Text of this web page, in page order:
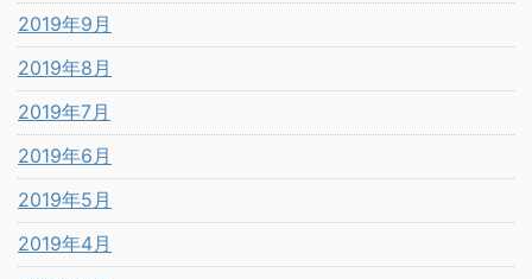
2019年9月
2019年8月
2019年7月
2019年6月
2019年5月
2019年4月